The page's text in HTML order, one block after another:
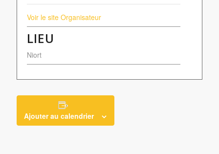
Voir le site Organisateur
LIEU
Niort
Ajouter au calendrier